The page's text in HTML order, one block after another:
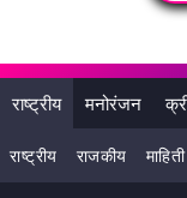
डॉ. पाठक पुढे स्पष्ट
झोप घेता येत नाही. हे
झोप न घेतल्याने
समस्या उद्भवू शकतात.
होतो. निरोगी
राष्ट्रीय मनोरंजन
राष्ट्रीय राजकीय माहिती